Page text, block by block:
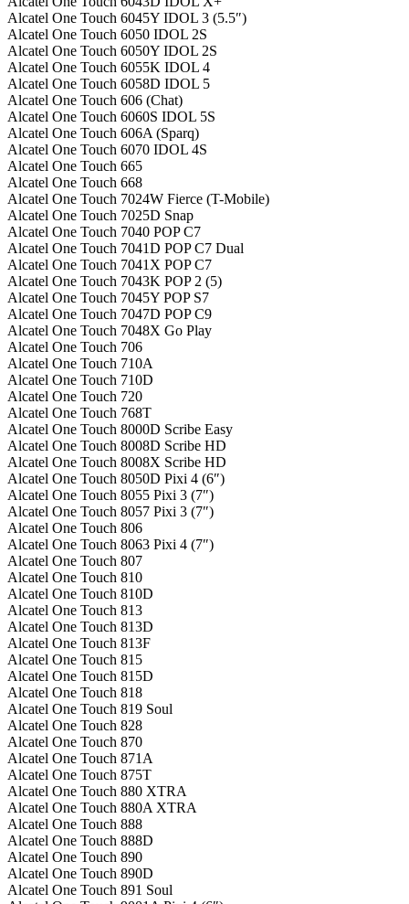
Alcatel One Touch 6045Y IDOL 3 (5.5″)
Alcatel One Touch 6050 IDOL 2S
Alcatel One Touch 6050Y IDOL 2S
Alcatel One Touch 6055K IDOL 4
Alcatel One Touch 6058D IDOL 5
Alcatel One Touch 606 (Chat)
Alcatel One Touch 6060S IDOL 5S
Alcatel One Touch 606A (Sparq)
Alcatel One Touch 6070 IDOL 4S
Alcatel One Touch 665
Alcatel One Touch 668
Alcatel One Touch 7024W Fierce (T-Mobile)
Alcatel One Touch 7025D Snap
Alcatel One Touch 7040 POP C7
Alcatel One Touch 7041D POP C7 Dual
Alcatel One Touch 7041X POP C7
Alcatel One Touch 7043K POP 2 (5)
Alcatel One Touch 7045Y POP S7
Alcatel One Touch 7047D POP C9
Alcatel One Touch 7048X Go Play
Alcatel One Touch 706
Alcatel One Touch 710A
Alcatel One Touch 710D
Alcatel One Touch 720
Alcatel One Touch 768T
Alcatel One Touch 8000D Scribe Easy
Alcatel One Touch 8008D Scribe HD
Alcatel One Touch 8008X Scribe HD
Alcatel One Touch 8050D Pixi 4 (6″)
Alcatel One Touch 8055 Pixi 3 (7″)
Alcatel One Touch 8057 Pixi 3 (7″)
Alcatel One Touch 806
Alcatel One Touch 8063 Pixi 4 (7″)
Alcatel One Touch 807
Alcatel One Touch 810
Alcatel One Touch 810D
Alcatel One Touch 813
Alcatel One Touch 813D
Alcatel One Touch 813F
Alcatel One Touch 815
Alcatel One Touch 815D
Alcatel One Touch 818
Alcatel One Touch 819 Soul
Alcatel One Touch 828
Alcatel One Touch 870
Alcatel One Touch 871A
Alcatel One Touch 875T
Alcatel One Touch 880 XTRA
Alcatel One Touch 880A XTRA
Alcatel One Touch 888
Alcatel One Touch 888D
Alcatel One Touch 890
Alcatel One Touch 890D
Alcatel One Touch 891 Soul